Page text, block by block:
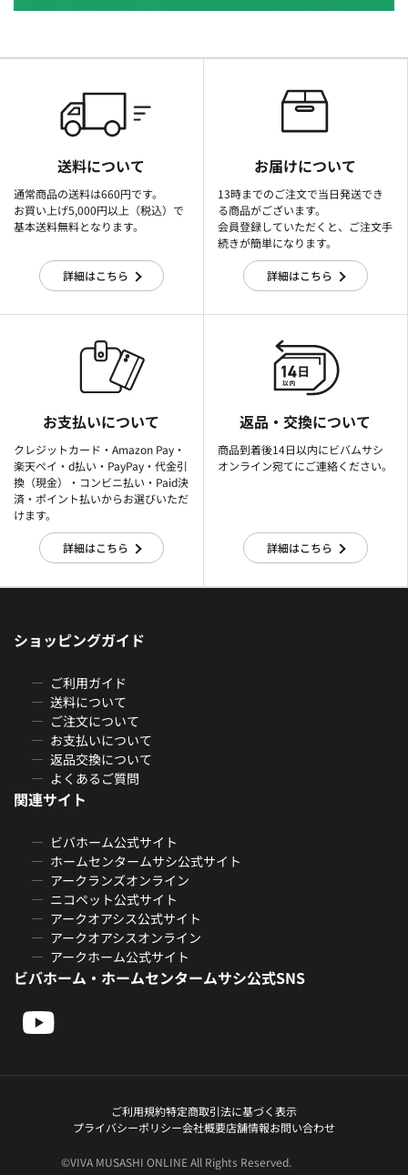
送料について
通常商品の送料は660円です。
お買い上げ5,000円以上（税込）で
基本送料無料となります。
詳細はこちら
お届けについて
13時までのご注文で当日発送でき
る商品がございます。
会員登録していただくと、ご注文手
続きが簡単になります。
詳細はこちら
お支払いについて
クレジットカード・Amazon Pay・
楽天ぺイ・d払い・PayPay・代金引
換（現金）・コンビニ払い・Paid決
済・ポイント払いからお選びいただ
けます。
詳細はこちら
返品・交換について
商品到着後14日以内にビバムサシ
オンライン宛てにご連絡ください。
詳細はこちら
ショッピングガイド
ご利用ガイド
送料について
ご注文について
お支払いについて
返品交換について
よくあるご質問
関連サイト
ビバホーム公式サイト
ホームセンタームサシ公式サイト
アークランズオンライン
ニコペット公式サイト
アークオアシス公式サイト
アークオアシスオンライン
アークホーム公式サイト
ビバホーム・ホームセンタームサシ公式SNS
ご利用規約特定商取引法に基づく表示
プライバシーポリシー会社概要店舗情報お問い合わせ
©VIVA MUSASHI ONLINE All Rights Reserved.